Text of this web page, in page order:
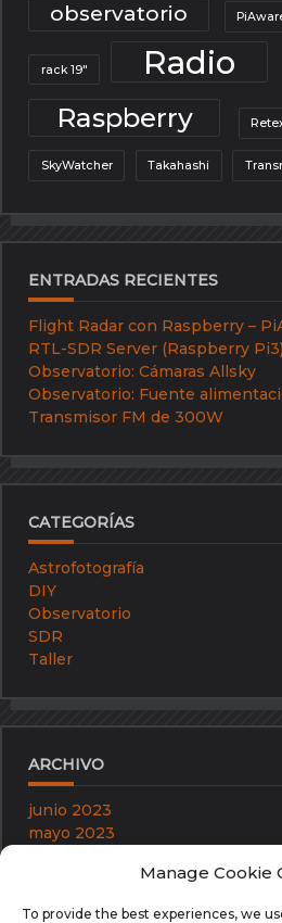
Manage Cookie
To provide the best experiences, we
observatorio
rack 19" Radio
Raspberry
SkyWatcher Takahashi
ENTRADAS RECIENTES
Flight Radar con Raspberry –
RTL-SDR Server (Raspberry Pi3)
Observatorio: Cámaras Allsky
Observatorio: Fuente
Transmisor FM de 300W
CATEGORÍAS
Astrofotografía
DIY
Observatorio
SDR
Taller
ARCHIVO
junio 2023
mayo 2023